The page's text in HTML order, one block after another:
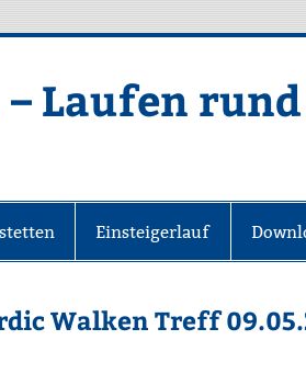
Laufen
Einsteigerlauf
Walken Treff